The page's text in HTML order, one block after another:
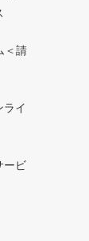
＜請
ライ
ービ